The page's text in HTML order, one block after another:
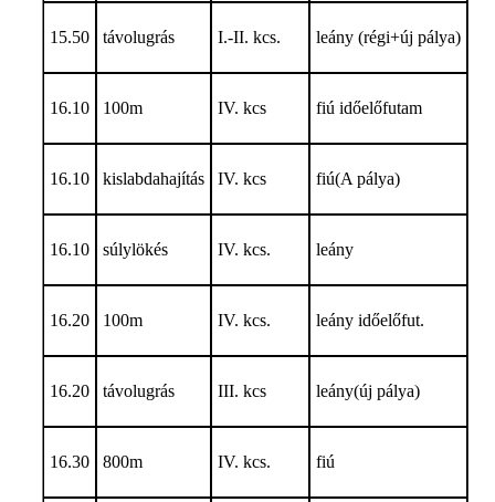
15.50 távolugrás I.-II. kcs. leány (régi+új pálya)
16.10 100m IV. kcs fiú időelőfutam
16.10 kislabdahajítás IV. kcs fiú(A pálya)
16.10 súlylökés IV. kcs. leány
16.20 100m IV. kcs. leány időelőfut.
16.20 távolugrás III. kcs leány(új pálya)
16.30 800m IV. kcs. fiú